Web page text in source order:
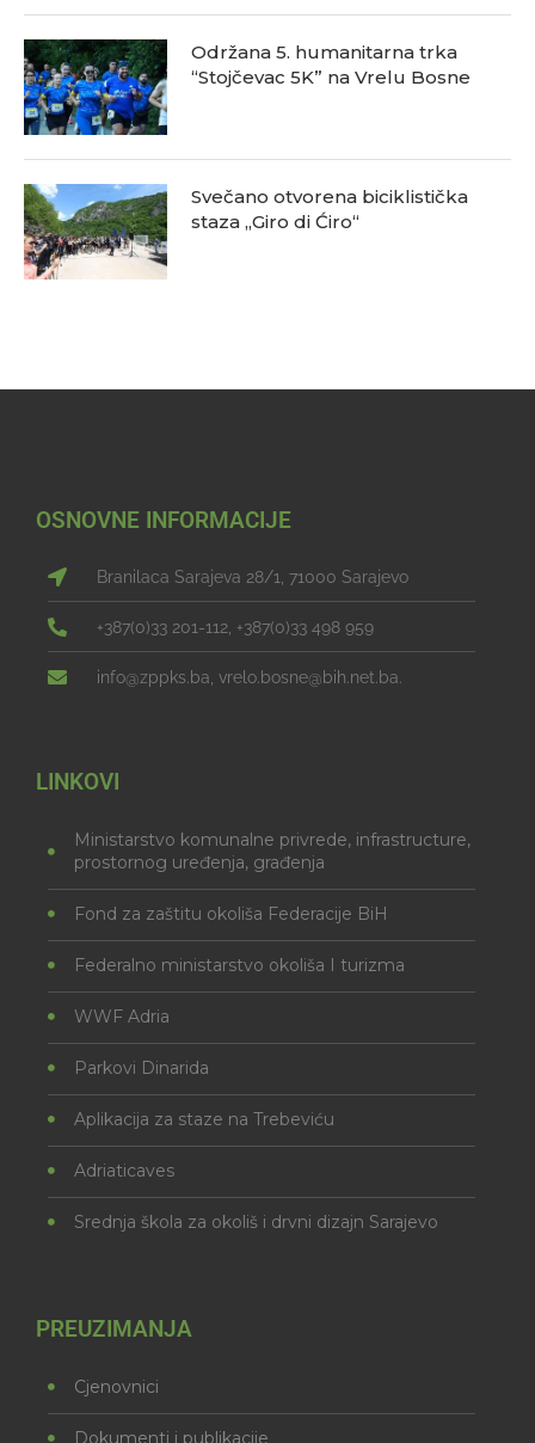
Održana 5. humanitarna trka
“Stojčevac 5K” na Vrelu Bosne
Svečano otvorena biciklistička
staza „Giro di Ćiro“
OSNOVNE INFORMACIJE
Branilaca Sarajeva 28/1, 71000 Sarajevo
+387(0)33 201-112, +387(0)33 498 959
info@zppks.ba, vrelo.bosne@bih.net.ba.
LINKOVI
Ministarstvo komunalne privrede, infrastructure,
prostornog uređenja, građenja
Fond za zaštitu okoliša Federacije BiH
Federalno ministarstvo okoliša I turizma
WWF Adria
Parkovi Dinarida
Aplikacija za staze na Trebeviću
Adriaticaves
Srednja škola za okoliš i drvni dizajn Sarajevo
PREUZIMANJA
Cjenovnici
Dokumenti i publikacije